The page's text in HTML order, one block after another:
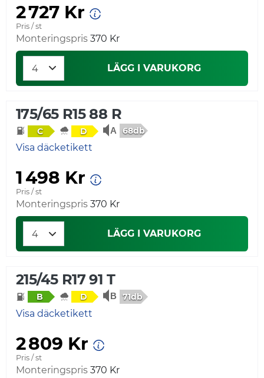
2 727 Kr
Pris / st
Monteringspris 370 Kr
LÄGG I VARUKORG
175/65 R15 88 R
C D 68db
Visa däcketikett
1 498 Kr
Pris / st
Monteringspris 370 Kr
LÄGG I VARUKORG
215/45 R17 91 T
B D 71db
Visa däcketikett
2 809 Kr
Pris / st
Monteringspris 370 Kr